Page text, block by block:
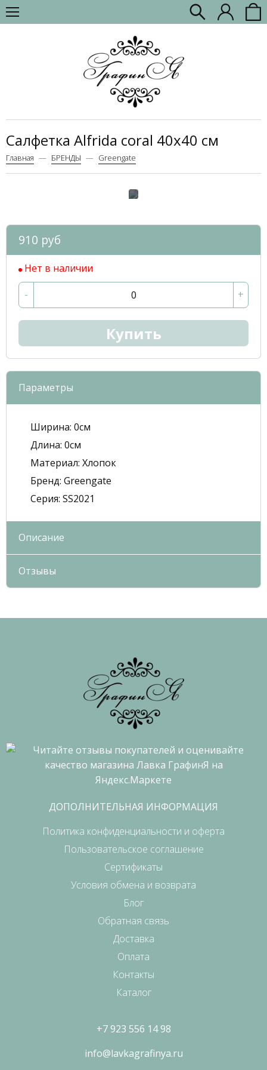
Салфетка Alfrida coral 40х40 см
Главная БРЕНДЫ Greengate
910 руб
Нет в наличии
- +
Купить
Параметры
Ширина: 0см
Длина: 0см
Mатериал: Хлопок
Бренд: Greengate
Серия: SS2021
Описание
Отзывы
ДОПОЛНИТЕЛЬНАЯ ИНФОРМАЦИЯ
Политика конфиденциальности и оферта
Пользовательское соглашение
Сертификаты
Условия обмена и возврата
Блог
Обратная связь
Доставка
Оплата
Контакты
Каталог
+7 923 556 14 98
info@lavkagrafinya.ru